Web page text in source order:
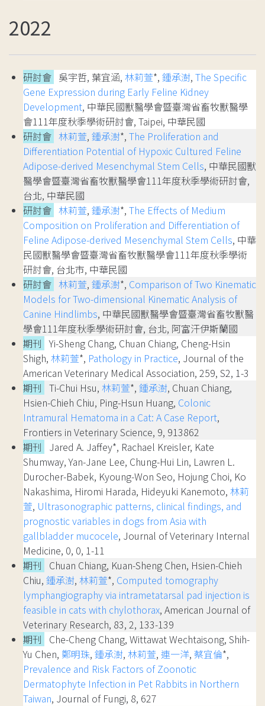
2022
研討會 吳宇哲, 葉宜涵, 林莉萱*, 鍾承澍, The Specific
Gene Expression during Early Feline Kidney
Development, 中華民國獸醫學會暨臺灣省畜牧獸醫學
會111年度秋季學術研討會, Taipei, 中華民國
研討會 林莉萱, 鍾承澍*, The Proliferation and
Differentiation Potential of Hypoxic Cultured Feline
Adipose-derived Mesenchymal Stem Cells, 中華民國獸
醫學會暨臺灣省畜牧獸醫學會111年度秋季學術研討會,
台北, 中華民國
研討會 林莉萱, 鍾承澍*, The Effects of Medium
Composition on Proliferation and Differentiation of
Feline Adipose-derived Mesenchymal Stem Cells, 中華
民國獸醫學會暨臺灣省畜牧獸醫學會111年度秋季學術
研討會, 台北市, 中華民國
研討會 林莉萱, 鍾承澍*, Comparison of Two Kinematic
Models for Two-dimensional Kinematic Analysis of
Canine Hindlimbs, 中華民國獸醫學會暨臺灣省畜牧獸醫
學會111年度秋季學術研討會, 台北, 阿富汗伊斯蘭國
期刊 Yi-Sheng Chang, Chuan Chiang, Cheng-Hsin
Shigh, 林莉萱*, Pathology in Practice, Journal of the
American Veterinary Medical Association, 259, S2, 1-3
期刊 Ti-Chui Hsu, 林莉萱*, 鍾承澍, Chuan Chiang,
Hsien-Chieh Chiu, Ping-Hsun Huang, Colonic
Intramural Hematoma in a Cat: A Case Report,
Frontiers in Veterinary Science, 9, 913862
期刊
Jared A. Jaffey*, Rachael Kreisler, Kate
Shumway, Yan-Jane Lee, Chung-Hui Lin, Lawren L.
Durocher-Babek, Kyoung-Won Seo, Hojung Choi, Ko
Nakashima, Hiromi Harada, Hideyuki Kanemoto, 林莉
萱, Ultrasonographic patterns, clinical findings, and
prognostic variables in dogs from Asia with
gallbladder mucocele, Journal of Veterinary Internal
Medicine, 0, 0, 1-11
期刊
Chuan Chiang, Kuan-Sheng Chen, Hsien-Chieh
Chiu, 鍾承澍, 林莉萱*, Computed tomography
lymphangiography via intrametatarsal pad injection is
feasible in cats with chylothorax, American Journal of
Veterinary Research, 83, 2, 133-139
期刊
Che-Cheng Chang, Wittawat Wechtaisong, Shih-
Yu Chen, 鄭明珠, 鍾承澍, 林莉萱, 連一洋, 蔡宜倫*,
Prevalence and Risk Factors of Zoonotic
Dermatophyte Infection in Pet Rabbits in Northern
Taiwan, Journal of Fungi, 8, 627